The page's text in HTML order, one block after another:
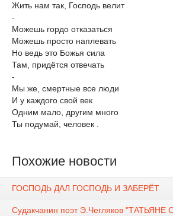
Жить нам так, Господь велит
-
Можешь гордо отказаться
Можешь просто наплевать
Но ведь это Божья сила
Там, придётся отвечать
-
Мы же, смертные все люди
И у каждого свой век
Одним мало, другим много
Ты подумай, человек .
Похожие новости
ГОСПОДЬ ДАЛ ГОСПОДЬ И ЗАБЕРЁТ
Судакчанин поэт Э.Чегляков